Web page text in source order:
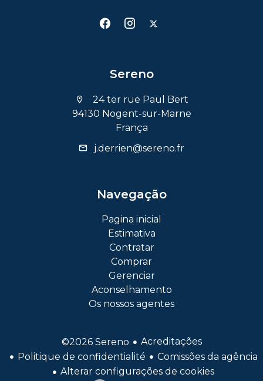
Sereno
24 ter rue Paul Bert
94130 Nogent-sur-Marne
França
j.derrien@sereno.fr
Navegação
Pagina inicial
Estimativa
Contratar
Comprar
Gerenciar
Aconselhamento
Os nossos agentes
©2026 Sereno
Acreditações
Politique de confidentialité
Comissões da agência
Alterar configurações de cookies